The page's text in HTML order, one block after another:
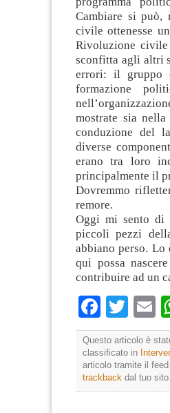
Cambiare si può,
civile ottenesse
Rivoluzione
sconfitta agli altri
errori: il gruppo
formazione
mostrate sia
conduzione del
diverse
erano tra loro
principalmente il
Dovremmo
remore.
Oggi mi sento di
piccoli pezzi
abbiano perso. Lo
qui possa
contribuire ad un
Questo articolo è
classificato in
articolo tramite il feed
trackback dal tuo sito.